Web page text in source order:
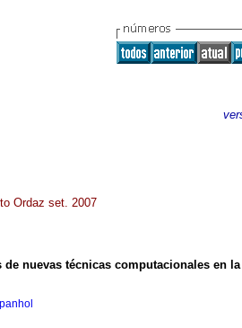
Ordaz set. 2007
de nuevas técnicas computacionales en la